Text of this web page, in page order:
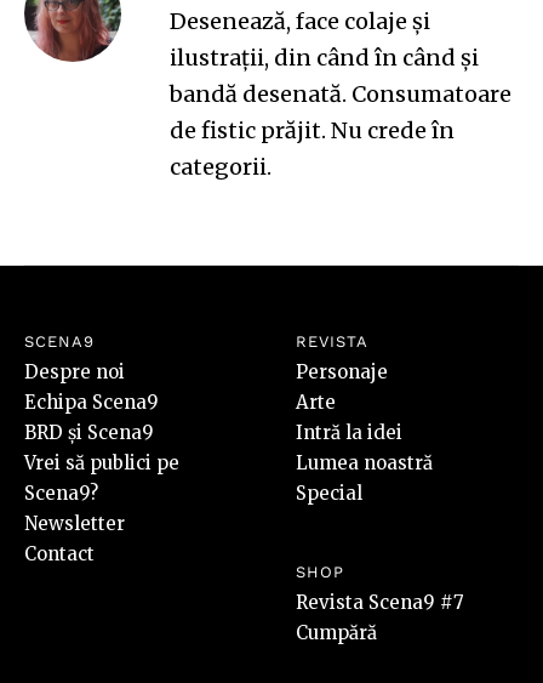
Desenează, face colaje și
ilustrații, din când în când și
bandă desenată. Consumatoare
de fistic prăjit. Nu crede în
categorii.
SCENA9
Despre noi
Echipa Scena9
BRD și Scena9
Vrei să publici pe
Scena9?
Newsletter
Contact
REVISTA
Personaje
Arte
Intră la idei
Lumea noastră
Special
SHOP
Revista Scena9 #7
Cumpără